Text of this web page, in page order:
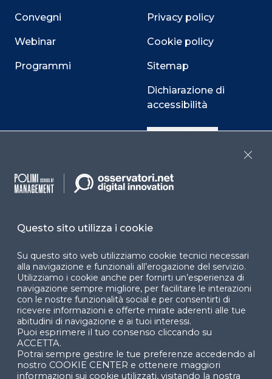
Convegni
Webinar
Programmi
Privacy policy
Cookie policy
Sitemap
Dichiarazione di
accessibilità
Cookie Center
Facebook LinkedIn
© 2024 Copyright © Politecnico di Milano Dipartimento
di Ingegneria Gestionale
Questo sito utilizza i cookie
Su questo sito web utilizziamo cookie tecnici necessari
alla navigazione e funzionali all’erogazione del servizio.
Utilizziamo i cookie anche per fornirti un’esperienza di
navigazione sempre migliore, per facilitare le interazioni
con le nostre funzionalità social e per consentirti di
ricevere informazioni e offerte mirate aderenti alle tue
abitudini di navigazione e ai tuoi interessi.
Puoi esprimere il tuo consenso cliccando su
ACCETTA.
Potrai sempre gestire le tue preferenze accedendo al
nostro COOKIE CENTER e ottenere maggiori
informazioni sui cookie utilizzati, visitando la nostra